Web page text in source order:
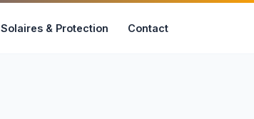
Solaires & Protection Contact